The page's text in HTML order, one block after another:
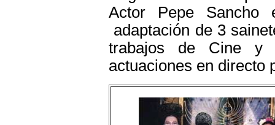
Actor Pepe Sancho
adaptación de 3
trabajos de Cine y
actuaciones en directo